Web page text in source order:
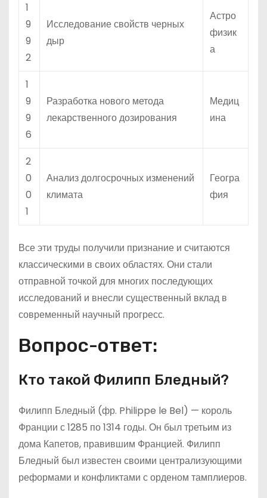
1
9
9
2
Исследование свойств черных
дыр
Астро
физик
а
1
9
9
6
Разработка нового метода
лекарственного дозирования
Медиц
ина
2
0
0
1
Анализ долгосрочных изменений
климата
Геогра
фия
Все эти труды получили признание и считаются
классическими в своих областях. Они стали
отправной точкой для многих последующих
исследований и внесли существенный вклад в
современный научный прогресс.
Вопрос-ответ:
Кто такой Филипп Бледный?
Филипп Бледный (фр. Philippe le Bel) — король
Франции с 1285 по 1314 годы. Он был третьим из
дома Капетов, правившим Францией. Филипп
Бледный был известен своими централизующими
реформами и конфликтами с орденом тамплиеров.